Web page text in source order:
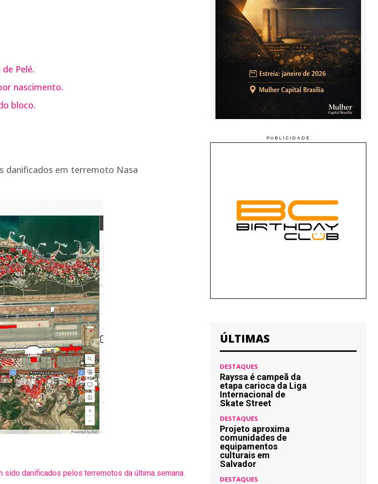
Pelé.
nascimento.
bloco.
sido danificados pelos terremotos da última semana.
ÚLTIMAS
DESTAQUES
Rayssa é campeã da
etapa carioca da Liga
Internacional de
Skate Street
DESTAQUES
Projeto aproxima
comunidades de
equipamentos
culturais em
Salvador
DESTAQUES